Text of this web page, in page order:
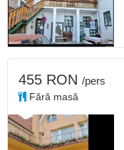
455 RON /pers
Fără masă